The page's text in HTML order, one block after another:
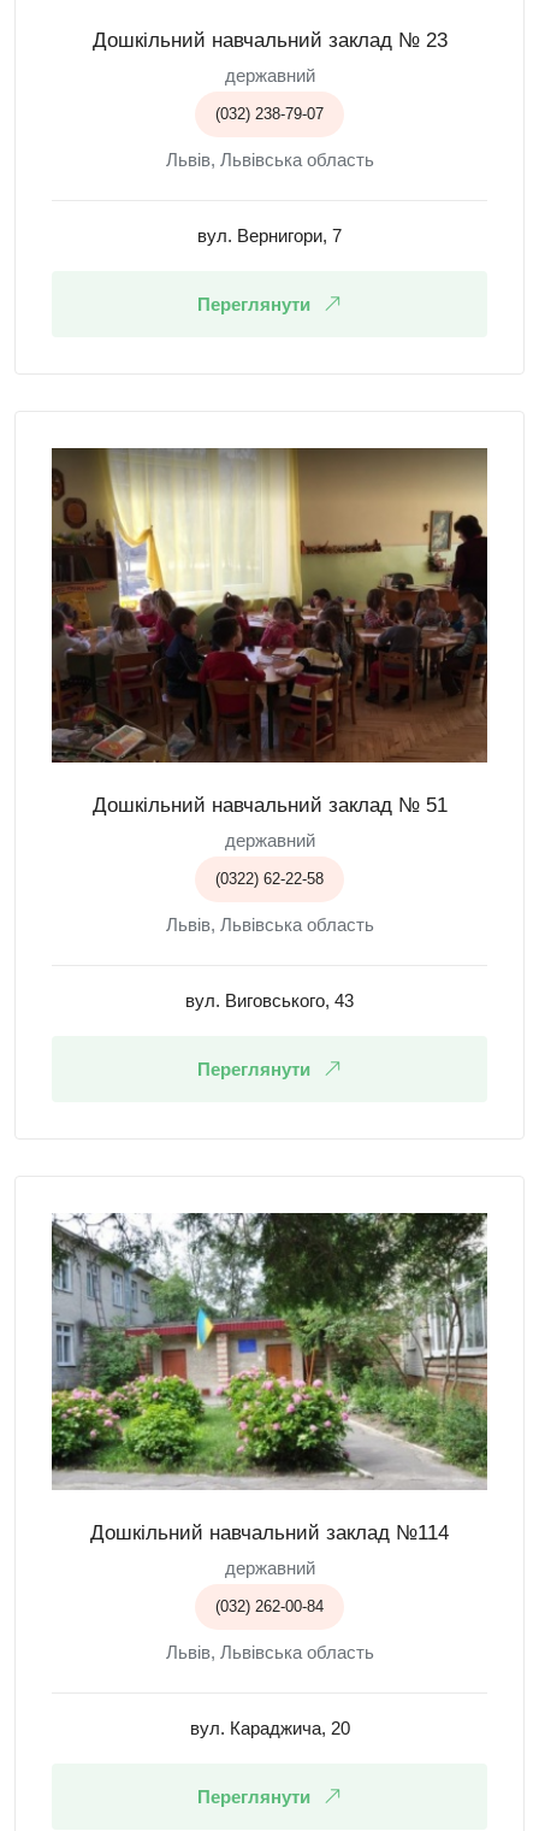
Дошкільний навчальний заклад № 23
державний
(032) 238-79-07
Львів, Львівська область
вул. Вернигори, 7
Переглянути
Дошкільний навчальний заклад № 51
державний
(0322) 62-22-58
Львів, Львівська область
вул. Виговського, 43
Переглянути
Дошкільний навчальний заклад №114
державний
(032) 262-00-84
Львів, Львівська область
вул. Караджича, 20
Переглянути